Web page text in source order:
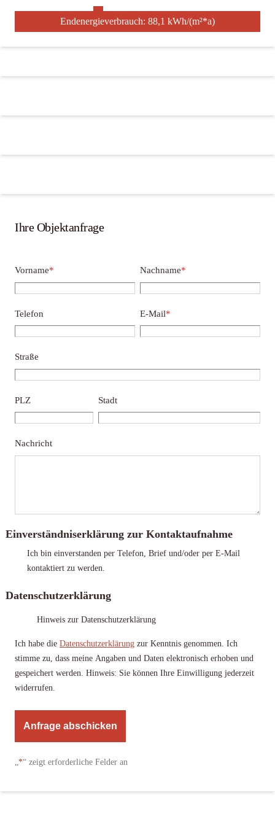
Endenergieverbrauch: 88,1 kWh/(m²*a)
Ihre Objektanfrage
*“ zeigt erforderliche Felder an
Vorname* Nachname*
Telefon E-Mail*
Straße
PLZ Stadt
Nachricht
Einverständniserklärung zur Kontaktaufnahme
Ich bin einverstanden per Telefon, Brief und/oder per E-Mail
kontaktiert zu werden.
Datenschutzerklärung
Hinweis zur Datenschutzerklärung
Ich habe die Datenschutzerklärung zur Kenntnis genommen. Ich
stimme zu, dass meine Angaben und Daten elektronisch erhoben und
gespeichert werden. Hinweis: Sie können Ihre Einwilligung jederzeit
widerrufen.
t
r